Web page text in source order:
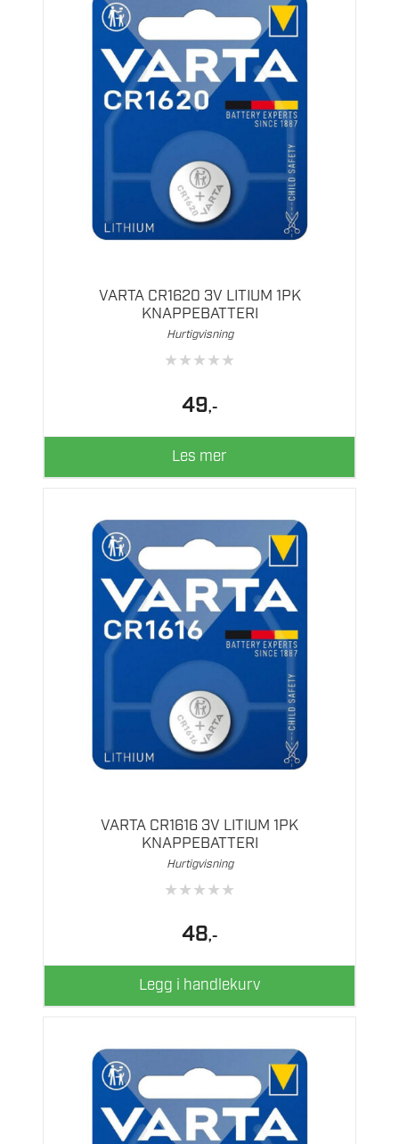
VARTA CR1620 3V LITIUM 1PK
KNAPPEBATTERI
Hurtigvisning
★★★★★
49,-
Les mer
VARTA CR1616 3V LITIUM 1PK
KNAPPEBATTERI
Hurtigvisning
★★★★★
48,-
Legg i handlekurv